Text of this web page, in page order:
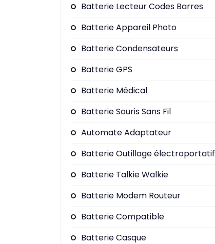
Batterie Lecteur Codes Barres
Batterie Appareil Photo
Batterie Condensateurs
Batterie GPS
Batterie Médical
Batterie Souris Sans Fil
Automate Adaptateur
Batterie Outillage électroportatif
Batterie Talkie Walkie
Batterie Modem Routeur
Batterie Compatible
Batterie Casque